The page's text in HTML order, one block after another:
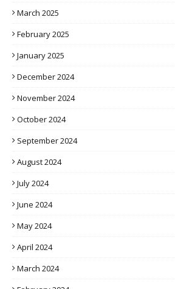
March 2025
February 2025
January 2025
December 2024
November 2024
October 2024
September 2024
August 2024
July 2024
June 2024
May 2024
April 2024
March 2024